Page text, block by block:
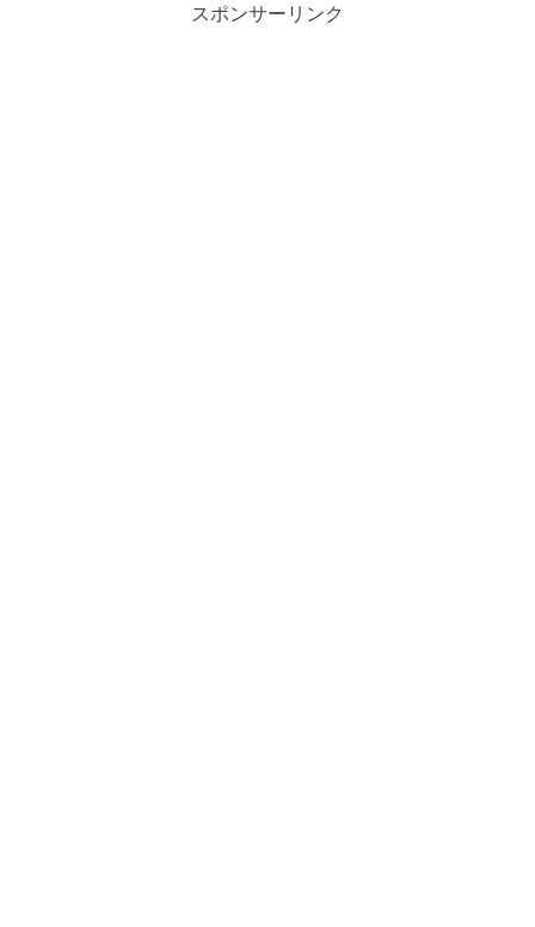
スポンサーリンク